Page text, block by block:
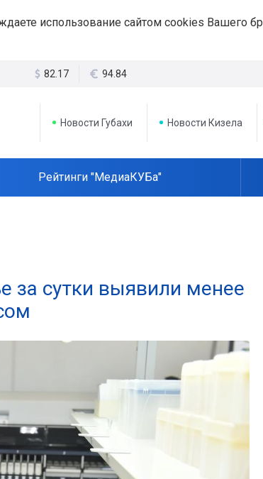
использование сайтом cookies Вашего
82.17 94.84
Новости Губахи Новости Кизела
Рейтинги "МедиаКУБа"
за сутки выявили менее